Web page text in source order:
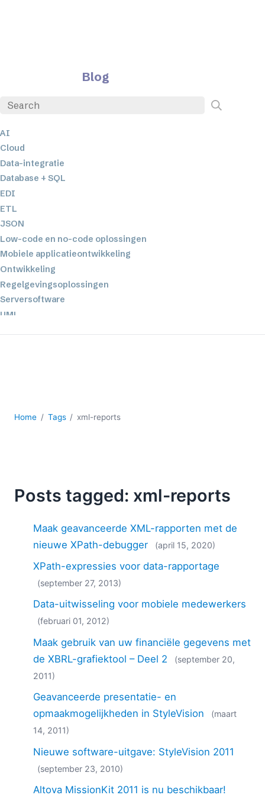
Blog
AI
Cloud
Data-integratie
Database + SQL
EDI
ETL
JSON
Low-code en no-code oplossingen
Mobiele applicatieontwikkeling
Ontwikkeling
Regelgevingsoplossingen
Serversoftware
UML
2026
2021
2019
2017
2016
2014
2011
2010
2009
2007
Home Tags xml-reports
Posts tagged: xml-reports
Maak geavanceerde XML-rapporten met de
nieuwe XPath-debugger
(april 15, 2020)
XPath-expressies voor data-rapportage
(september 27, 2013)
Data-uitwisseling voor mobiele medewerkers
(februari 01, 2012)
Maak gebruik van uw financiële gegevens met
de XBRL-grafiektool – Deel 2
(september 20,
2011)
Geavanceerde presentatie- en
opmaakmogelijkheden in StyleVision
(maart
14, 2011)
Nieuwe software-uitgave: StyleVision 2011
(september 23, 2010)
Altova MissionKit 2011 is nu beschikbaar!